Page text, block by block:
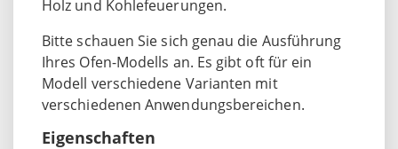
Holz und Kohlefeuerungen.
Bitte schauen Sie sich genau die Ausführung
Ihres Ofen-Modells an. Es gibt oft für ein
Modell verschiedene Varianten mit
verschiedenen Anwendungsbereichen.
Eigenschaften